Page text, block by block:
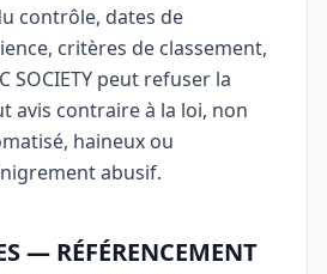
contrôle, dates de
critères de classement,
SOCIETY peut refuser la
avis contraire à la loi, non
haineux ou
abusif.
— RÉFÉRENCEMENT